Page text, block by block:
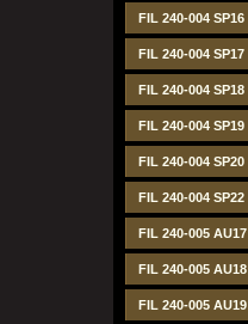
FIL 240-004 SP16
FIL 240-004 SP17
FIL 240-004 SP18
FIL 240-004 SP19
FIL 240-004 SP20
FIL 240-004 SP22
FIL 240-005 AU17
FIL 240-005 AU18
FIL 240-005 AU19